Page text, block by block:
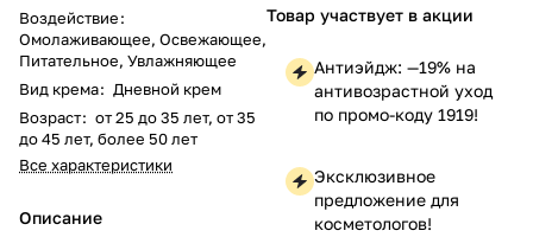
Воздействие:
Омолаживающее, Освежающее,
Питательное, Увлажняющее
Вид крема: Дневной крем
Возраст: от 25 до 35 лет, от 35
до 45 лет, более 50 лет
Все характеристики
Описание
Товар участвует в акции
Антиэйдж: —19% на
антивозрастной уход
по промо-коду 1919!
Эксклюзивное
предложение для
косметологов!